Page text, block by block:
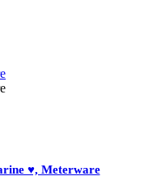
♥, Meterware